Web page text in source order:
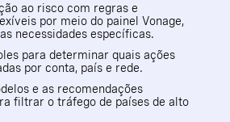
ao risco com regras e
por meio do painel Vonage,
necessidades específicas.
para determinar quais ações
por conta, país e rede.
e as recomendações
filtrar o tráfego de países de alto